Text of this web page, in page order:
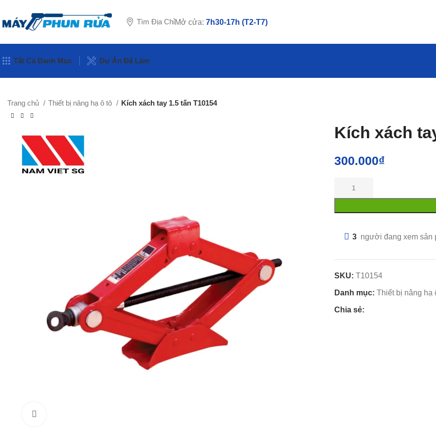
Tìm Địa ChỉMở cửa: 7h30-17h (T2-T7)
Tất Cả Danh Mục Dự Án Đã Làm
Trang chủ Thiết bị nâng hạ ô tô Kích xách tay 1.5 tấn T10154
Kích xách
300.000₫
3 người đang xem sản
SKU: T10154
Danh mục: Thiết bị nâng hạ
Chia sẻ: